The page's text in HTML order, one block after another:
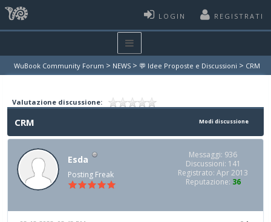
LOGIN REGISTRATI
WuBook Community Forum > NEWS > 💬 Idee Proposte e Discussioni > CRM
Valutazione discussione:
Modi discussione
CRM
Esda
Posting Freak
Messaggi: 936
Discussioni: 141
Registrato: Apr 2013
Reputazione: 36